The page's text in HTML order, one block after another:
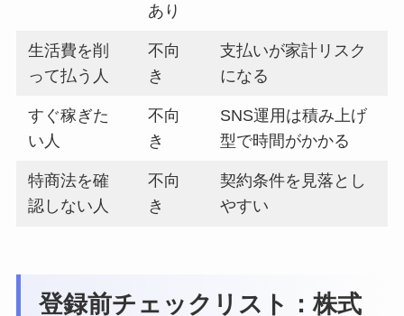
あり
生活費を削
って払う人
不向
き
支払いが家計リスク
になる
すぐ稼ぎた
い人
不向
き
SNS運用は積み上げ
型で時間がかかる
特商法を確
認しない人
不向
き
契約条件を見落とし
やすい
登録前チェックリスト：株式